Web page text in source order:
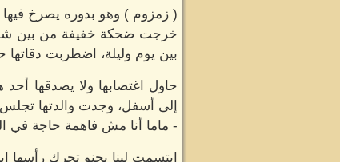
( زمزوم ) وهو بدوره يصرخ فيها
خرجت ضحكة خفيفة من بين
بين يوم وليلة، اضطربت دقاتها
حاول اغتصابها ولا يصدقها
إلى أسفل، وجدت والدتها تجلس
- ماما أنا مش فاهمة حاجة في
ابتسمت لينا بحنو تحرك رأسها